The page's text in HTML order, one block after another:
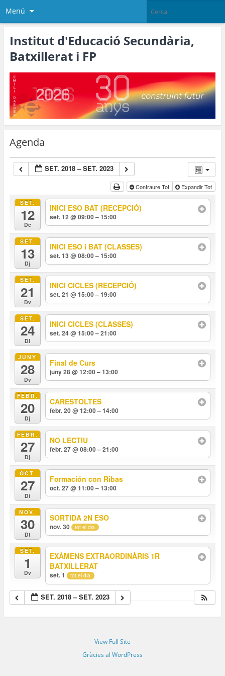
Menú
Institut d'Educació Secundària,
Batxillerat i FP
Agenda
SET. 2018 – SET. 2023
Contraure Tot Expandir Tot
SET.
12
Dc
INICI ESO BAT (RECEPCIÓ)
set. 12 @ 09:00 – 15:00
SET.
13
Dj
INICI ESO i BAT (CLASSES)
set. 13 @ 08:00 – 15:00
SET.
21
Dv
INICI CICLES (RECEPCIÓ)
set. 21 @ 15:00 – 19:00
SET.
24
Dl
INICI CICLES (CLASSES)
set. 24 @ 15:00 – 21:00
JUNY
28
Dv
Final de Curs
juny 28 @ 12:00 – 13:00
FEBR.
20
Dj
CARESTOLTES
febr. 20 @ 12:00 – 14:00
FEBR.
27
Dj
NO LECTIU
febr. 27 @ 08:00 – 21:00
OCT.
27
Dt
Formación con Ribas
oct. 27 @ 11:00 – 13:00
NOV.
30
Dt
SORTIDA 2N ESO
nov. 30 tot el dia
SET.
1
Dv
EXÀMENS EXTRAORDINÀRIS 1R
BATXILLERAT
set. 1 tot el dia
SET. 2018 – SET. 2023
View Full Site
Gràcies al WordPress